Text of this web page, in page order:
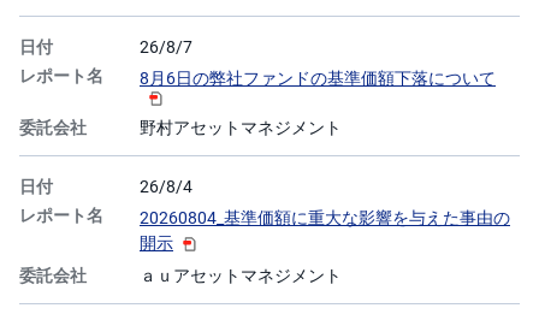
FX
か
せ
投
資
PICK
UP
株
オ
プ
26/8/7
8月6日の弊社ファンドの基準価額下落について
野村アセットマネジメント
26/8/4
20260804_基準価額に重大な影響を与えた事由の
開示
ａｕアセットマネジメント